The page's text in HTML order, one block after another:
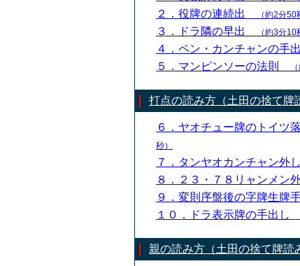
２．役牌の連続出 （約2分50
３．ドラ隣の早出 （約3分10
４．ペン・カンチャンの手
５．マンピンソーの法則
打点の読み方（土田の捨て牌
６．ヤオチュー牌のトイツ
秒）
７．タンヤオカンチャン外
８．２３・７８リャンメン
９．変則序盤後の字牌生牌
１０．ドラ表示牌の手出し
親の読み方（土田の捨て牌読